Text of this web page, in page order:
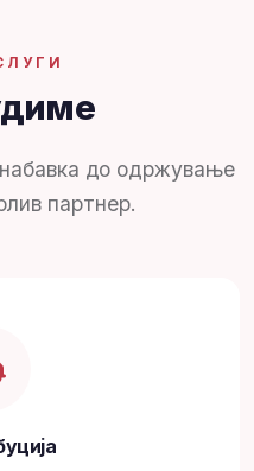
до одржување
партнер.